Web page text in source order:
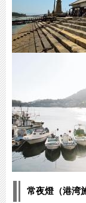
常夜燈（港湾